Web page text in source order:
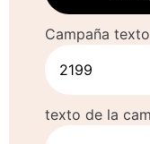
Campaña texto
texto de la